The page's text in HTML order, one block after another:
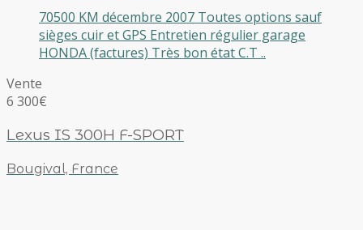
70500 KM décembre 2007 Toutes options sauf
sièges cuir et GPS Entretien régulier garage
HONDA (factures) Très bon état C.T ..
Vente
6 300€
Lexus IS 300H F-SPORT
Bougival, France